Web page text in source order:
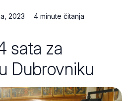
2023 4 minute čitanja
sata za
Dubrovniku